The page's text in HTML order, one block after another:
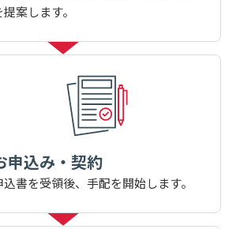
提案します。
申込み・契約
込書を受領後、手配を開始します。